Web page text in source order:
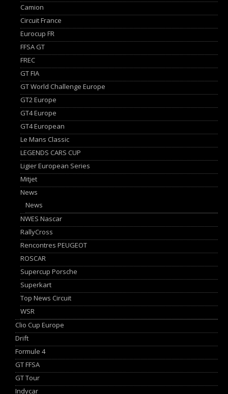
Camion
Circuit France
Eurocup FR
FFSA GT
FREC
GT FIA
GT World Challenge Europe
GT2 Europe
GT4 Europe
GT4 European
Le Mans Classic
LEGENDS CARS CUP
Ligier European Series
Mitjet
News
News
NWES Nascar
RallyCross
Rencontres PEUGEOT
ROSCAR
Supercup Porsche
Superkart
Top News Circuit
WSR
Clio Cup Europe
Drift
Formule 4
GT FFSA
GT Tour
Indycar